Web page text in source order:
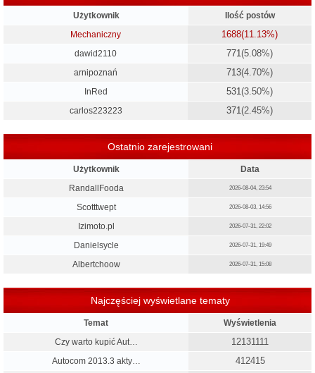
Użytkownik
Ilość postów
Mechaniczny
1688(11.13%)
dawid2110 771(5.08%)
arnipoznań 713(4.70%)
InRed 531(3.50%)
carlos223223 371(2.45%)
Ostatnio zarejestrowani
Użytkownik
Data
RandallFooda
2026-08-04, 23:54
Scotttwept 2026-08-03, 14:56
Izimoto.pl 2026-07-31, 22:02
Danielsycle 2026-07-31, 19:49
Albertchoow 2026-07-31, 15:08
Najczęściej wyświetlane tematy
Temat
Wyświetlenia
Czy warto kupić Aut…
12131111
Autocom 2013.3 akty… 412415